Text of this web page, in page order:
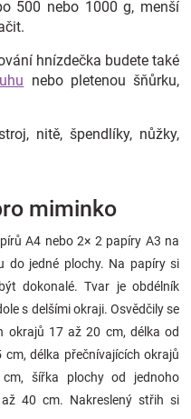
500 nebo 1000 g, menší
hnízdečka budete také
nebo pletenou šňůrku,
nitě, špendlíky, nůžky,
miminko
A4 nebo 2× 2 papíry A3 na
do jedné plochy. Na papíry si
dokonalé. Tvar je obdélník
s delšími okraji. Osvědčily se
okrajů 17 až 20 cm, délka od
délka přečnívajících okrajů
šířka plochy od jednoho
40 cm. Nakreslený střih si